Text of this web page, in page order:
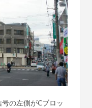
の左側がCブロッ